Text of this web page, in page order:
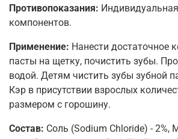
Противопоказания:
компонентов.
Применение: Нанести достаточное
пасты на щетку, почистить зубы.
водой. Детям чистить зубы зубной
Кэр в присутствии взрослых
размером с горошину.
Состав: Соль (Sodium Chloride) - 2%,